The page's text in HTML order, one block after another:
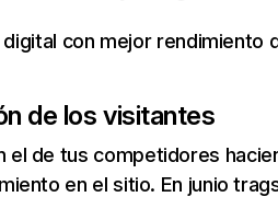
con mejor rendimiento
de los visitantes
de tus competidores
en el sitio. En junio